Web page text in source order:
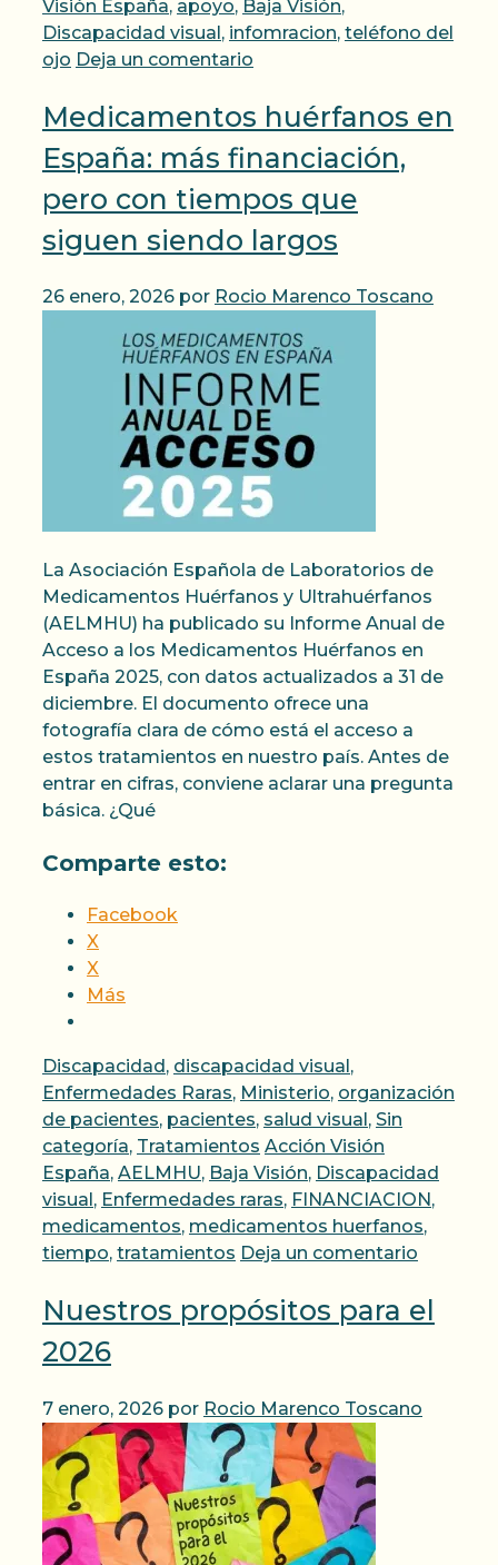
Visión España, apoyo, Baja Visión,
Discapacidad visual, infomracion, teléfono del
ojo Deja un comentario
Medicamentos huérfanos en
España: más financiación,
pero con tiempos que
siguen siendo largos
26 enero, 2026 por Rocio Marenco Toscano
La Asociación Española de Laboratorios de
Medicamentos Huérfanos y Ultrahuérfanos
(AELMHU) ha publicado su Informe Anual de
Acceso a los Medicamentos Huérfanos en
España 2025, con datos actualizados a 31 de
diciembre. El documento ofrece una
fotografía clara de cómo está el acceso a
estos tratamientos en nuestro país. Antes de
entrar en cifras, conviene aclarar una pregunta
básica. ¿Qué
Comparte esto:
Facebook
X
X
Más
Categorías
Discapacidad , discapacidad visual ,
Enfermedades Raras, Ministerio, organización
de pacientes, pacientes, salud visual , Sin
categoría, Tratamientos Etiquetas
Acción Visión
España, AELMHU, Baja Visión, Discapacidad
visual , Enfermedades raras, FINANCIACION ,
medicamentos, medicamentos huerfanos,
tiempo, tratamientos Deja un comentario
Nuestros propósitos para el
2026
7 enero, 2026 por Rocio Marenco Toscano